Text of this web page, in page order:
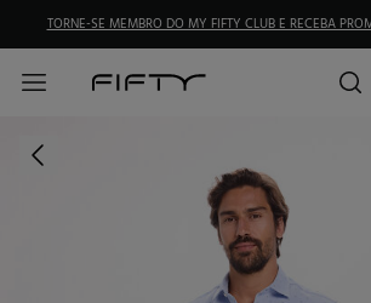
TORNE-SE MEMBRO DO MY FIFTY CLUB E RECEBA